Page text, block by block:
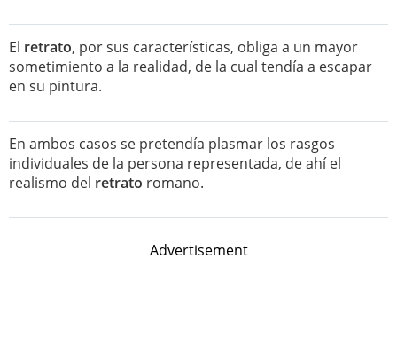
El retrato, por sus características, obliga a un mayor
sometimiento a la realidad, de la cual tendía a escapar
en su pintura.
En ambos casos se pretendía plasmar los rasgos
individuales de la persona representada, de ahí el
realismo del retrato romano.
Advertisement